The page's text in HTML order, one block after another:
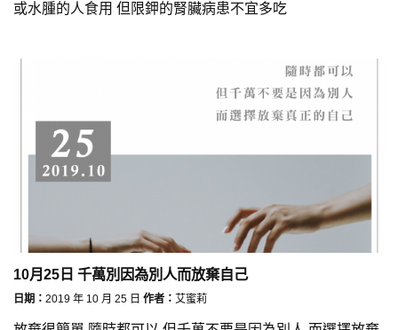
或水腫的人食用 但限鉀的腎臟病患不宜多吃
10月25日 千萬別因為別人而放棄自己
日期： 2019 年 10 月 25 日 作者： 艾蜜莉